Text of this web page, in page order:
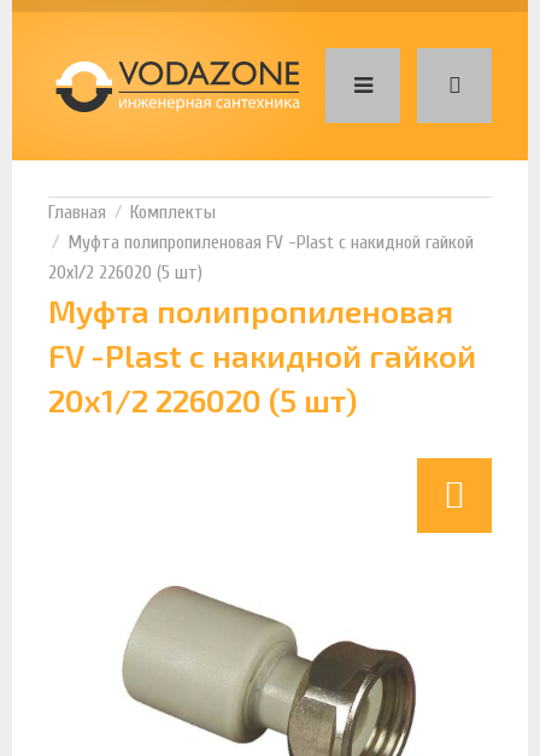
Комплекты
Муфта полипропиленовая FV -Plast с накидной гайкой
20х1/2 226020 (5 шт)
Муфта полипропиленовая
FV -Plast с накидной гайкой
20х1/2 226020 (5 шт)